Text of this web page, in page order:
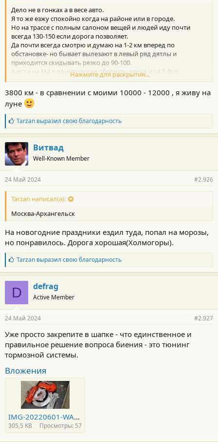
и
:
Дело не в гонках а в весе авто.
Я то же езжу спокойно когда на районе или в городе.
Но на трассе с полным салоном вещей и людей иду почти
всегда 130-150 если дорога позволяет.
Да почти всегда смотрю и думаю на 1-2 км вперед по
обстановке- но бывает вылезают в левый ряд дятлы и
приходится скидывать резко до 90-100.
А если на М4 в однополоске обгонять поезд из 4-5 фур
Краснодарских то вклинивание между ними после обгона на
120-130 с торможением до 60-80 уже будет чревато перегревом
дисков.
Я сам поменял уже 3 комплекта каждые 35-40 тыщ км и понял
что ставить можно любой стандартный вариант без понтов.
Зы: вот щас на 3800км заряжаюсь
Коробка мрет от резких стартов с места а не с разгона на трассе
с какой то уже набранной скорости движения
Нажмите для раскрытия...
3800 км - в сравнении с моими 10000 - 12000 , я живу на
луне
Б
л
а
г
о
д
а
н
о
с
и
:
Tarzanвыразил свою благодарность
Витвад
Well-Known Member
24 Май 2024 #2.926
Tarzan написал(а):
Москва-Архангельск
На новогодние праздники ездил туда, попал на морозы,
но понравилось. Дорога хорошая(Холмогоры).
Б
л
а
г
о
д
а
н
с
т
и
Tarzanвыразил свою благодарность
D defrag
Active Member
24 Май 2024 #2.927
Уже просто закрепите в шапке - что единственное и
правильное решение вопроса биения - это тюнинг
тормозной системы.
Вложения
IMG-20220601-WA0031.jpg
305,5 KB Просмотры: 57